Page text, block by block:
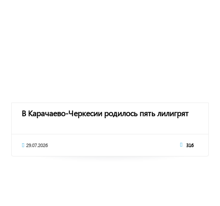
В Карачаево-Черкесии родилось пять лилигрят
29.07.2026 316